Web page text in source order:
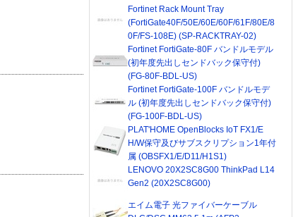
Fortinet Rack Mount Tray
(FortiGate40F/50E/60E/60F/61F/80E/8
0F/FS-108E) (SP-RACKTRAY-02)
Fortinet FortiGate-80F バンドルモデル
(初年度先出しセンドバック保守付)
(FG-80F-BDL-US)
Fortinet FortiGate-100F バンドルモデ
ル (初年度先出しセンドバック保守付)
(FG-100F-BDL-US)
PLAT'HOME OpenBlocks IoT FX1/E
H/W保守及びサブスクリプション1年付
属 (OBSFX1/E/D11/H1S1)
LENOVO 20X2SC8G00 ThinkPad L14
Gen2 (20X2SC8G00)
エイム電子 光ファイバーケーブル